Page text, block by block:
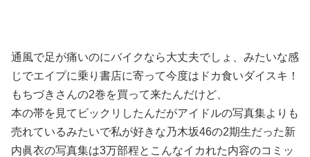
通風で足が痛いのにバイクなら大丈夫でしょ、みたいな感
じでエイプに乗り書店に寄って今度はドカ食いダイスキ！
もちづきさんの2巻を買って来たんだけど、
本の帯を見てビックリしたんだがアイドルの写真集よりも
売れているみたいで私が好きな乃木坂46の2期生だった新
内眞衣の写真集は3万部程とこんなイカれた内容のコミッ